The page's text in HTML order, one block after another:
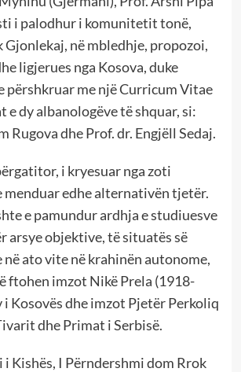
i palodhur i komunitetit tonë,
Gjonlekaj, në mbledhje, propozoi,
ligjerues nga Kosova, duke
përshkruar me një Curricum Vitae
e dy albanologëve të shquar, si:
Rugova dhe Prof. dr. Engjëll Sedaj.
i kryesuar nga zoti
edhe alternativën tjetër.
e pamundur ardhja e studiuesve
arsye objektive, të situatës së
ato vite në krahinën autonome,
ftohen imzot Nikë Prela (1918-
i Kosovës dhe imzot Pjetër Perkoliq
dhe Primat i Serbisë.
Kishës, I Përndershmi dom Rrok